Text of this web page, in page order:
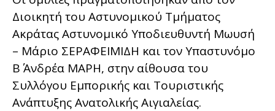
Διοικητή του Αστυνομικού Τμήματος
Ακράτας Αστυνομικό Υποδιευθυντή Μωυσή
– Μάριο ΣΕΡΑΦΕΙΜΙΔΗ και τον Υπαστυνόμο
Β΄ Ανδρέα ΜΑΡΗ, στην αίθουσα του
Συλλόγου Εμπορικής και Τουριστικής
Ανάπτυξης Ανατολικής Αιγιαλείας.